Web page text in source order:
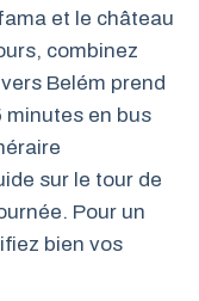
et le château
combinez
Belém prend
minutes en bus
sur le tour de
Pour un
bien vos